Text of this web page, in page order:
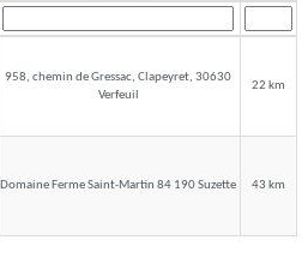
958, chemin de Gressac, Clapeyret, 30630
Verfeuil
22 km
Domaine Ferme Saint-Martin 84 190 Suzette 43 km